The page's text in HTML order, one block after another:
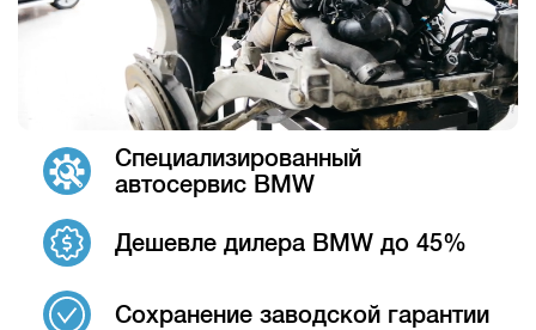
Специализированный
автосервис BMW
Дешевле дилера BMW до 45%
Сохранение заводской гарантии